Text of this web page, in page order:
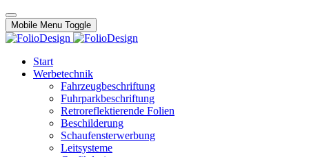
Mobile Menu Toggle
Start
Werbetechnik
Fahrzeugbeschriftung
Fuhrparkbeschriftung
Retroreflektierende Folien
Beschilderung
Schaufensterwerbung
Leitsysteme